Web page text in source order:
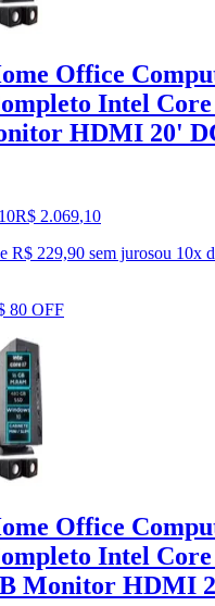
Office
Intel
HDMI 20'
R$ 2.069,10
R$ 229,90 sem jurosou 10x
80 OFF
Office
Intel
Monitor HDMI